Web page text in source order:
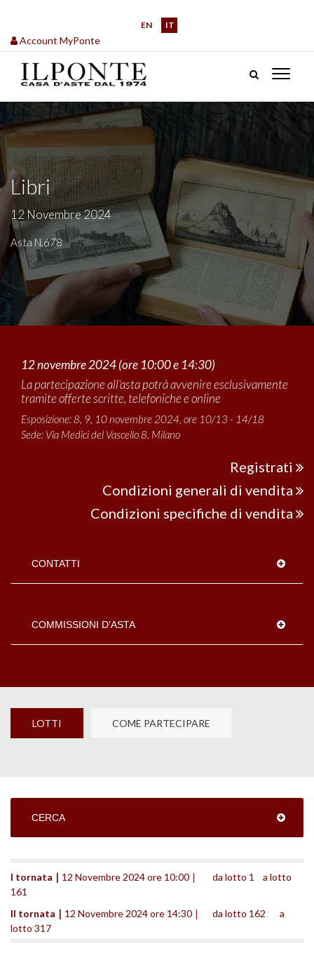
EN IT
Account MyPonte
Libri
12 Novembre 2024
Asta N.678
12 novembre 2024 (ore 10:00 e 14:30)
La partecipazione all'asta potrà avvenire esclusivamente
tramite offerte scritte, telefoniche e online
Esposizione: 8, 9, 10 novembre 2024, ore 10/13 - 14/18
Sede: Via Medici del Vascello 8, Milano
Registrati
Condizioni generali di vendita
Condizioni specifiche di vendita
CONTATTI
COMMISSIONI D'ASTA
LOTTI COME PARTECIPARE
CERCA
I tornata ∣ 12 Novembre 2024 ore 10:00 ∣	da lotto 1	a lotto
161
II tornata ∣ 12 Novembre 2024 ore 14:30 ∣	da lotto 162	a
lotto 317